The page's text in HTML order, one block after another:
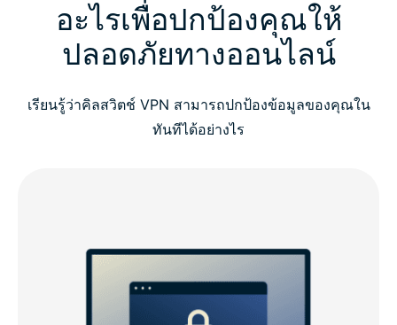
อะไรเพื่อปกป้องคุณให้
ปลอดภัยทางออนไลน์
เรียนรู้ว่าคิลสวิตช์ VPN สามารถปกป้องข้อมูลของคุณใน
ทันทีได้อย่างไร